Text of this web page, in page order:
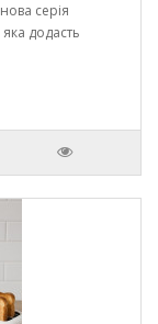
серія
додасть